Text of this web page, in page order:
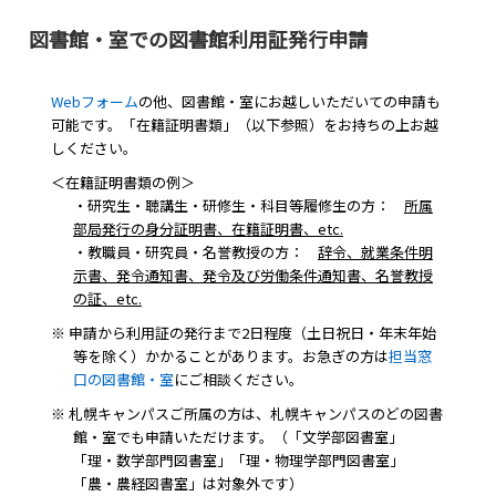
図書館・室での図書館利用証発行申請
Webフォームの他、図書館・室にお越しいただいての申請も
可能です。「在籍証明書類」（以下参照）をお持ちの上お越
しください。
＜在籍証明書類の例＞
・研究生・聴講生・研修生・科目等履修生の方： 所属
部局発行の身分証明書、在籍証明書、etc.
・教職員・研究員・名誉教授の方： 辞令、就業条件明
示書、発令通知書、発令及び労働条件通知書、名誉教授
の証、etc.
※ 申請から利用証の発行まで2日程度（土日祝日・年末年始
等を除く）かかることがあります。お急ぎの方は担当窓
口の図書館・室にご相談ください。
※ 札幌キャンパスご所属の方は、札幌キャンパスのどの図書
館・室でも申請いただけます。（「文学部図書室」
「理・数学部門図書室」「理・物理学部門図書室」
「農・農経図書室」は対象外です）